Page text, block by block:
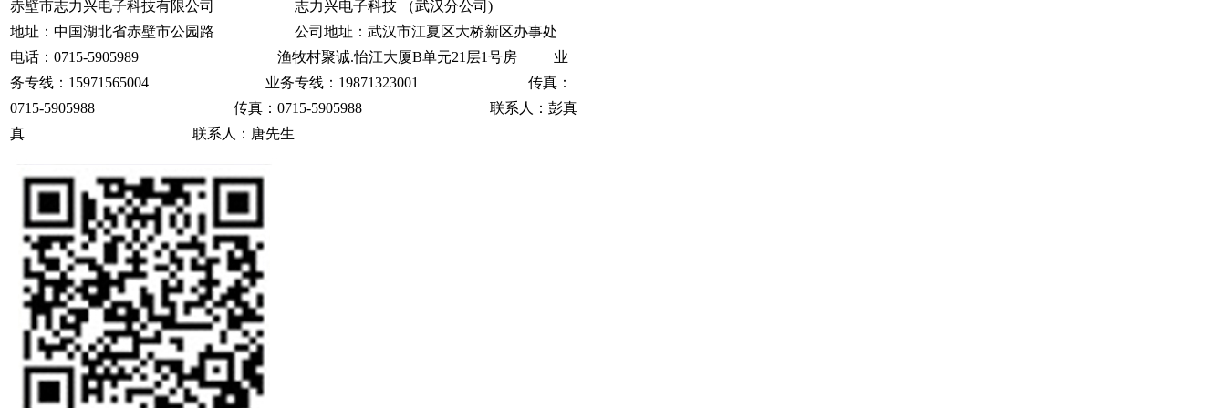
赤壁市志力兴电子科技有限公司 志力兴电子科技 （武汉分公司)
地址：中国湖北省赤壁市公园路 公司地址：武汉市江夏区大桥新区办事处
电话：0715-5905989 渔牧村聚诚.怡江大厦B单元21层1号房 业
务专线：15971565004 业务专线：19871323001 传真：
0715-5905988 传真：0715-5905988 联系人：彭真
真 联系人：唐先生